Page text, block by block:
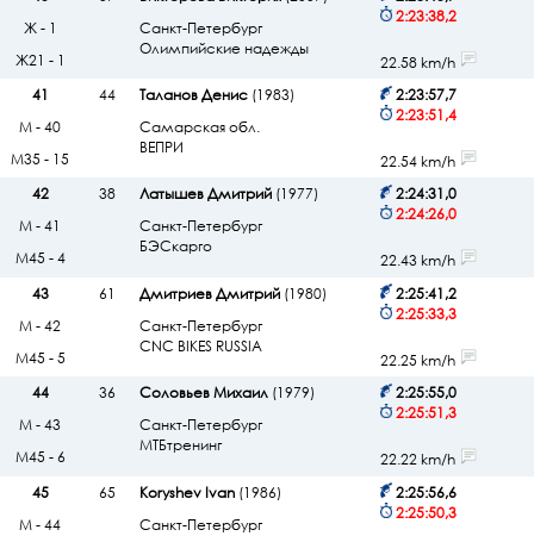
Санкт-Петербург
Олимпийские надежды
2:23:38,2
Ж - 1
Ж21 - 1
22.58 km/h
41
44 Таланов Денис(1983)
Самарская обл.
ВЕПРИ
2:23:57,7
2:23:51,4
М - 40
М35 - 15
22.54 km/h
42
38 Латышев Дмитрий(1977)
Санкт-Петербург
БЭСкарго
2:24:31,0
2:24:26,0
М - 41
М45 - 4
22.43 km/h
43
61 Дмитриев Дмитрий(1980)
Санкт-Петербург
CNC BIKES RUSSIA
2:25:41,2
2:25:33,3
М - 42
М45 - 5
22.25 km/h
44
36 Соловьев Михаил(1979)
Санкт-Петербург
МТБтренинг
2:25:55,0
2:25:51,3
М - 43
М45 - 6
22.22 km/h
45
65 Koryshev Ivan(1986)
Санкт-Петербург
2:25:56,6
2:25:50,3
М - 44